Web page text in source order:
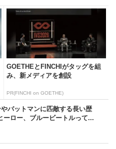
GOETHEとFINCHIがタッグを組
み、新メディアを創設
PR(FINCHI on GOETHE)
バットマンに匹敵する長い歴
ーロー、ブルービートルって...